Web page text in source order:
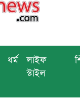
ধর্ম
লাইফ
স্টাইল